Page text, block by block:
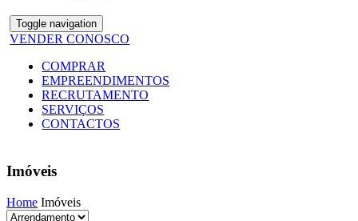
Toggle navigation
VENDER CONOSCO
COMPRAR
EMPREENDIMENTOS
RECRUTAMENTO
SERVIÇOS
CONTACTOS
Imóveis
Home Imóveis